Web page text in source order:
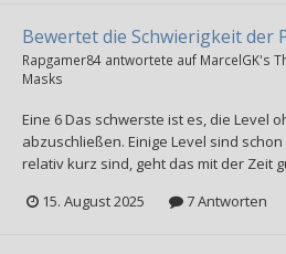
Bewertet die Schwierigkeit der
Rapgamer84 antwortete auf MarcelGK's
Masks
Eine 6 Das schwerste ist es, die Level
abzuschließen. Einige Level sind
relativ kurz sind, geht das mit der Zeit
15. August 2025
7 Antworten